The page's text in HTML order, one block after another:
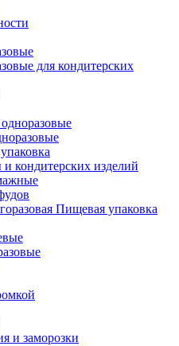
для кондитерских
кондитерских изделий
Пищевая упаковка
и заморозки